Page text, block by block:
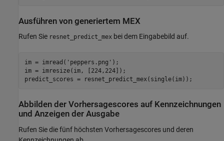
Ausführen von generiertem MEX
Rufen Sie resnet_predict_mex bei dem Eingabebild auf.
im = imread( 'peppers.png' );
im = imresize(im, [224,224]);
predict_scores = resnet_predict_mex(single(im));
Abbilden der Vorhersagescores auf Kennzeichnungen
und Anzeigen der Ausgabe
Rufen Sie die fünf höchsten Vorhersagescores und deren